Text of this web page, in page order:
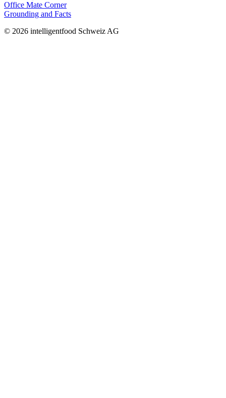
Office Mate Corner
Grounding and Facts
© 2026 intelligentfood Schweiz AG